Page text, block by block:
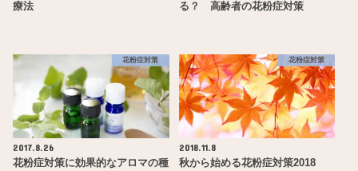
療法
る？ 高齢者の花粉症対策
花粉症対策
2017.8.26
花粉症対策に効果的なアロマの種
花粉症対策
2018.11.8
秋から始める花粉症対策2018